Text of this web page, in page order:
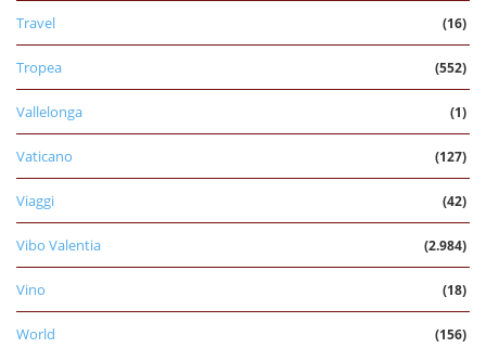
Travel (16)
Tropea (552)
Vallelonga (1)
Vaticano (127)
Viaggi (42)
Vibo Valentia (2.984)
Vino (18)
World (156)